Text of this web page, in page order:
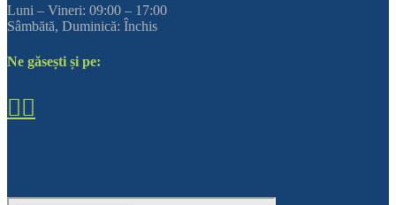
Luni – Vineri: 09:00 – 17:00
Sâmbătă, Duminică: Închis
Ne găsești și pe: